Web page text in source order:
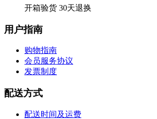
开箱验货 30天退换
用户指南
购物指南
会员服务协议
发票制度
配送方式
配送时间及运费